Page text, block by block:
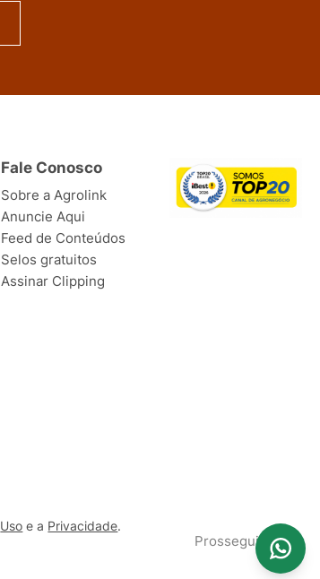
Fale Conosco
Sobre a Agrolink
Anuncie Aqui
Feed de Conteúdos
Selos gratuitos
Assinar Clipping
Uso e a Privacidade.
Prosseguir